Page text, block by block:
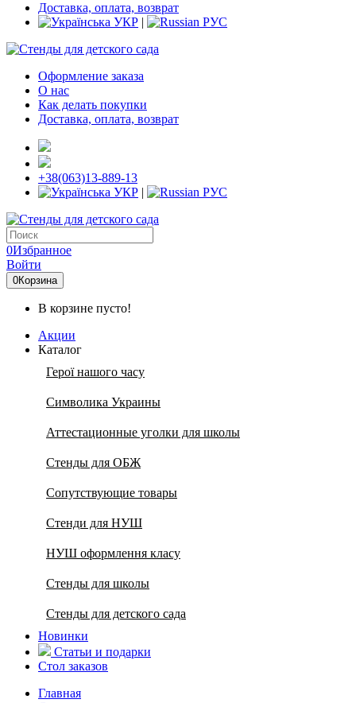
Доставка, оплата, возврат
УКР | РУС
Оформление заказа
О нас
Как делать покупки
Доставка, оплата, возврат
+38(063)13-889-13
УКР | РУС
0Избранное
Войти
0Корзина
В корзине пусто!
Акции
Каталог
Герої нашого часу
Символика Украины
Аттестационные уголки для школы
Стенды для ОБЖ
Сопутствующие товары
Стенди для НУШ
НУШ оформлення класу
Стенды для школы
Стенды для детского сада
Новинки
Статьи и подарки
Стол заказов
Главная